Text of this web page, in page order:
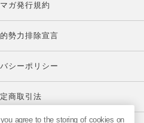
ガ発行規約
勢力排除宣言
シーポリシー
商取引法
agree to the storing of cookies on